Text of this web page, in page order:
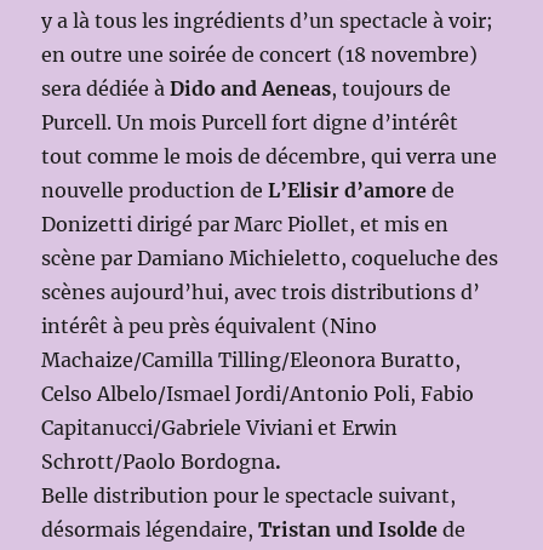
y a là tous les ingrédients d’un spectacle à voir;
en outre une soirée de concert (18 novembre)
sera dédiée àDido and Aeneas, toujours de
Purcell. Un mois Purcell fort digne d’intérêt
tout comme le mois de décembre, qui verra une
nouvelle production de L’Elisir d’amore de
Donizetti dirigé par Marc Piollet, et mis en
scène par Damiano Michieletto, coqueluche des
scènes aujourd’hui, avec trois distributions d’
intérêt à peu près équivalent (Nino
Machaize/Camilla Tilling/Eleonora Buratto,
Celso Albelo/Ismael Jordi/Antonio Poli, Fabio
Capitanucci/Gabriele Viviani et Erwin
Schrott/Paolo Bordogna.
Belle distribution pour le spectacle suivant,
désormais légendaire,Tristan und Isolde de